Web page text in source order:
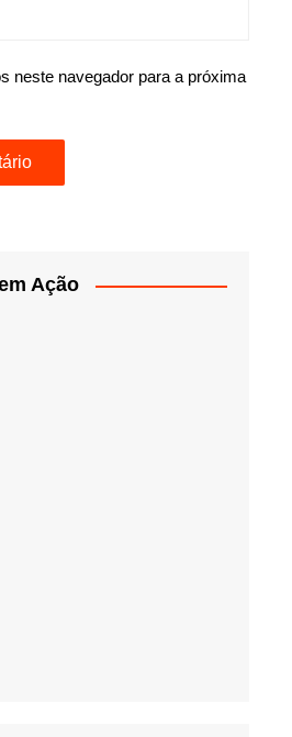
neste navegador para a próxima
Ação